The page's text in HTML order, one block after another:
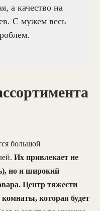
а качество на
С мужем весь
большой
Их привлекает не
но и широкий
Центр тяжести
которая будет